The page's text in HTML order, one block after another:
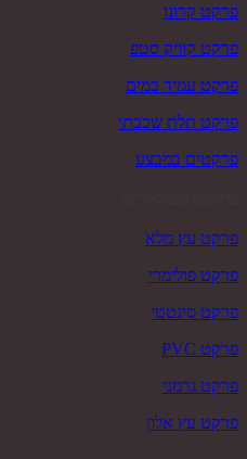
פרקט קרונו
פרקט קוויק סטפ
פרקט עמיד במים
פרקט תלת שכבתי
פרקטים במבצע
פרקט עץ מלא
פרקט פולימרי
פרקט סינטטי
פרקט PVC
פרקט גרמני
פרקט עץ אלון